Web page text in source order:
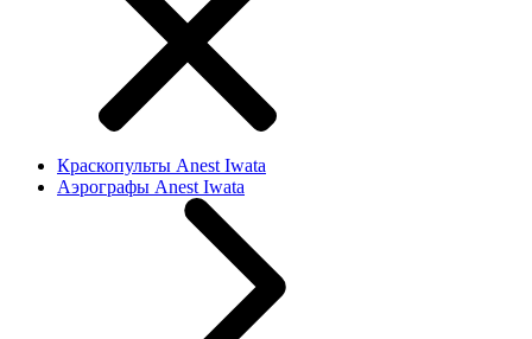
Краскопульты Anest Iwata
Аэрографы Anest Iwata